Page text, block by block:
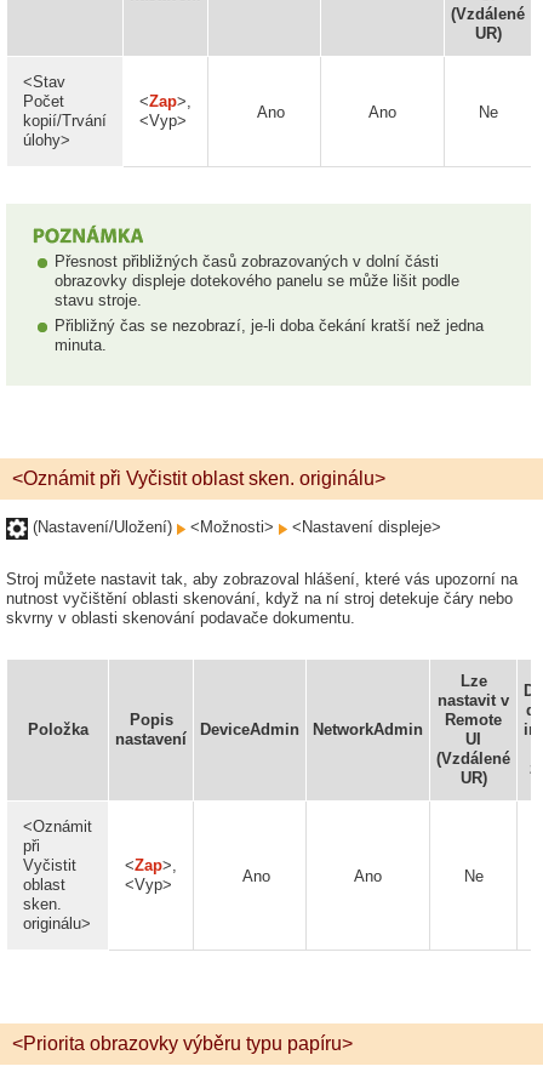
(Vzdálené
UR)
<Stav
Počet
kopií/Trvání
úlohy>
<Zap>,
<Vyp>
Ano Ano Ne
Přesnost přibližných časů zobrazovaných v dolní části
obrazovky displeje dotekového panelu se může lišit podle
stavu stroje.
Přibližný čas se nezobrazí, je-li doba čekání kratší než jedna
minuta.
<Oznámit při Vyčistit oblast sken. originálu>
(Nastavení/Uložení) <Možnosti> <Nastavení displeje>
Stroj můžete nastavit tak, aby zobrazoval hlášení, které vás upozorní na
nutnost vyčištění oblasti skenování, když na ní stroj detekuje čáry nebo
skvrny v oblasti skenování podavače dokumentu.
Položka
Popis
nastavení
DeviceAdmin NetworkAdmin
Lze
nastavit v
Remote
UI
(Vzdálené
UR)
<Oznámit
při
Vyčistit
oblast
sken.
originálu>
<Zap>,
<Vyp>
Ano Ano Ne
<Priorita obrazovky výběru typu papíru>